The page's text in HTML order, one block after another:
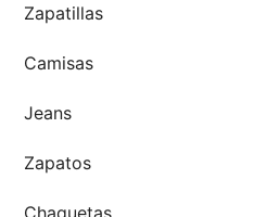
Zapatillas
Camisas
Jeans
Zapatos
Chaquetas